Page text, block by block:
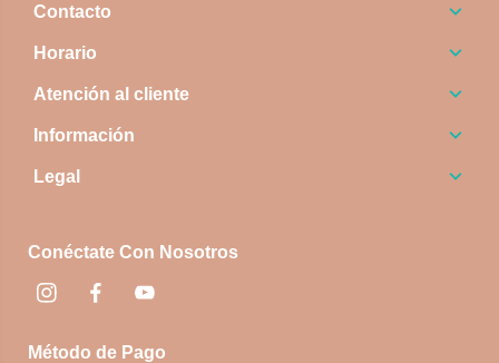
Contacto
Horario
Atención al cliente
Información
Legal
Conéctate Con Nosotros
InstagramFacebookfooter.socialNetworks.youtube
Método de Pago